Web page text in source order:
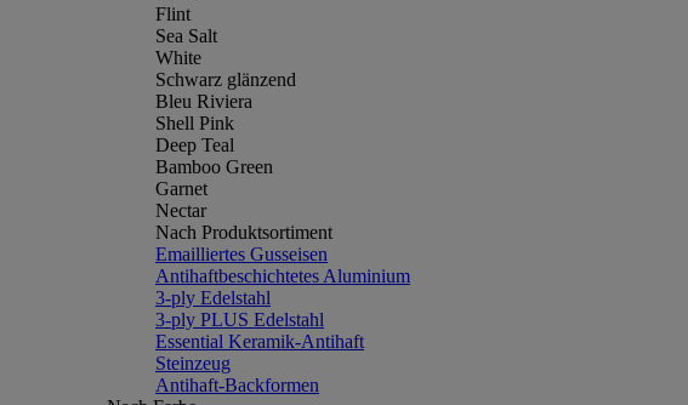
Flint
Sea Salt
White
Schwarz glänzend
Bleu Riviera
Shell Pink
Deep Teal
Bamboo Green
Garnet
Nectar
Nach Produktsortiment
Emailliertes Gusseisen
Antihaftbeschichtetes Aluminium
3-ply Edelstahl
3-ply PLUS Edelstahl
Essential Keramik-Antihaft
Steinzeug
Antihaft-Backformen